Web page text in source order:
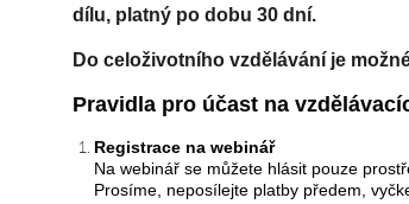
dílu, platný po dobu 30 dní.
Do celoživotního vzdělávání je
Pravidla pro účast na
Registrace na webinář
Na webinář se můžete hlásit pouze
Prosíme, neposílejte platby předem,